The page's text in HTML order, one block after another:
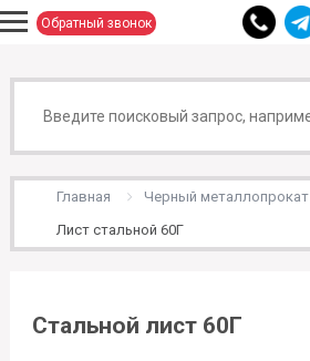
Обратный звонок
Главная Черный металлопрокат
Лист стальной 60Г
Стальной лист 60Г